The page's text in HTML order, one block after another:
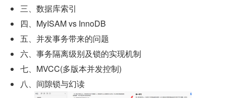
三、数据库索引
四、MyISAM vs InnoDB
五、并发事务带来的问题
六、事务隔离级别及锁的实现机制
七、MVCC(多版本并发控制)
八、间隙锁与幻读